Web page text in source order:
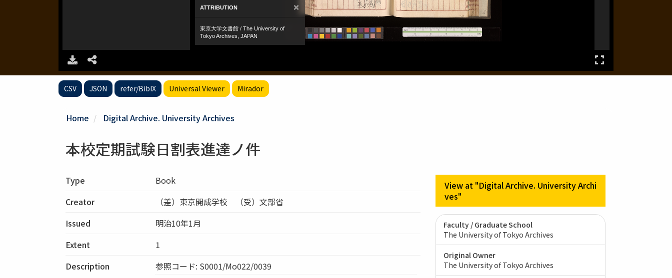
CSV JSON refer/BibIX Universal Viewer Mirador
Home Digital Archive. University Archives
本校定期試験日割表進達ノ件
Type
Book
Creator
（差）東京開成学校 （受）文部省
Issued
明治10年1月
Extent
1
Description
参照コード: S0001/Mo022/0039
View at "Digital Archive. University Archi
ves"
Faculty / Graduate School
The University of Tokyo Archives
Original Owner
The University of Tokyo Archives